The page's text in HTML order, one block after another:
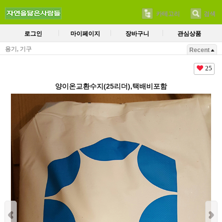
카테고리 검색
로그인 마이페이지 장바구니 관심상품
용기, 기구 Recent
25
양이온교환수지(25리더),택배비포함